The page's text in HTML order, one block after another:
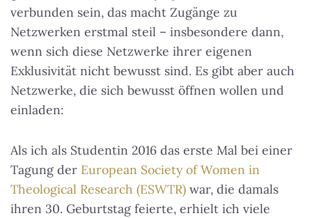
verbunden sein, das macht Zugänge zu
Netzwerken erstmal steil – insbesondere dann,
wenn sich diese Netzwerke ihrer eigenen
Exklusivität nicht bewusst sind. Es gibt aber auch
Netzwerke, die sich bewusst öffnen wollen und
einladen:
Als ich als Studentin 2016 das erste Mal bei einer
Tagung der European Society of Women in
Theological Research (ESWTR) war, die damals
ihren 30. Geburtstag feierte, erhielt ich viele